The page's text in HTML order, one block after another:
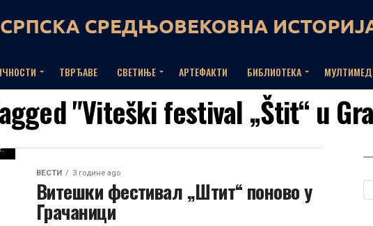
ТВРЂАВЕ СВЕТИЊЕ АРТЕФАКТИ БИБЛИОТЕКА
"Viteški festival „Štit“ u
ВЕСТИ 3 године ago
Витешки фестивал „Штит“ поново у
Грачаници